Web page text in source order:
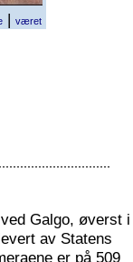
| været
Galgo, øverst i
av Statens
er på 509